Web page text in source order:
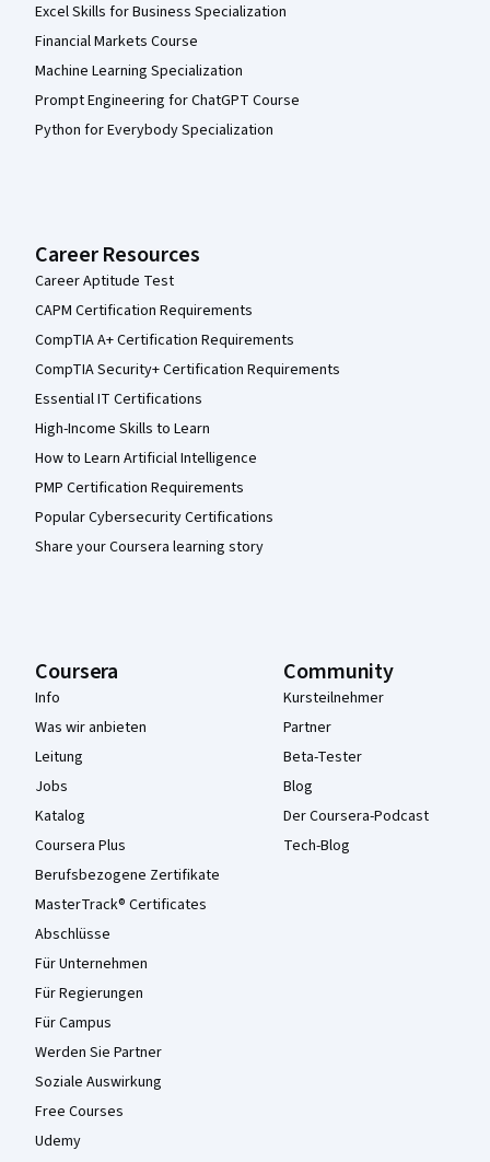
Excel Skills for Business Specialization
Financial Markets Course
Machine Learning Specialization
Prompt Engineering for ChatGPT Course
Python for Everybody Specialization
Career Resources
Career Aptitude Test
CAPM Certification Requirements
CompTIA A+ Certification Requirements
CompTIA Security+ Certification Requirements
Essential IT Certifications
High-Income Skills to Learn
How to Learn Artificial Intelligence
PMP Certification Requirements
Popular Cybersecurity Certifications
Share your Coursera learning story
Coursera
Info
Was wir anbieten
Leitung
Jobs
Katalog
Coursera Plus
Berufsbezogene Zertifikate
MasterTrack® Certificates
Abschlüsse
Für Unternehmen
Für Regierungen
Für Campus
Werden Sie Partner
Soziale Auswirkung
Free Courses
Udemy
Community
Kursteilnehmer
Partner
Beta-Tester
Blog
Der Coursera-Podcast
Tech-Blog